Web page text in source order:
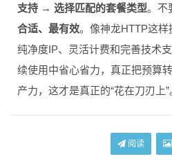
支持 → 选择匹配的套餐类型。不
合适、最有效。像神龙HTTP这
纯净度IP、灵活计费和完善技术
续使用中省心省力，真正把预算
产力，这才是真正的“花在刀刃上”
阅读